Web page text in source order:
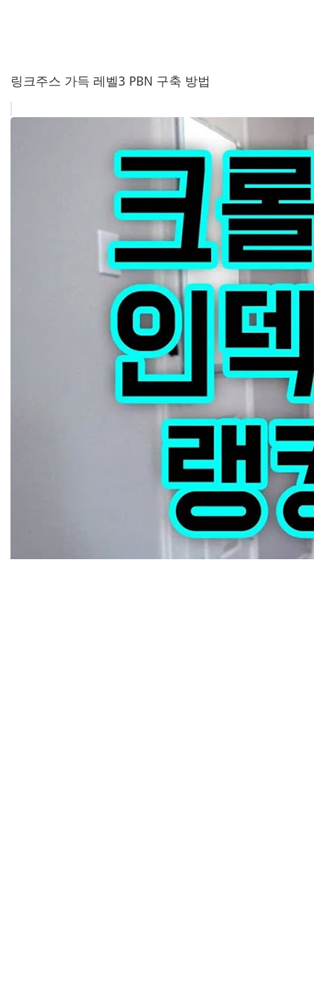
링크주스 가득 레벨3 PBN 구축 방법